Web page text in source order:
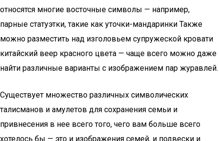
относятся многие восточные символы — например,
парные статуэтки, такие как уточки-мандаринки Также
можно разместить над изголовьем супружеской кровати
китайский веер красного цвета — чаще всего можно даже
найти различные варианты с изображением пар журавлей.
Существует множество различных символических
талисманов и амулетов для сохранения семьи и
привнесения в нее всего того, чего вам больше всего
хотелось бы — это и изображения семей, и подвески и